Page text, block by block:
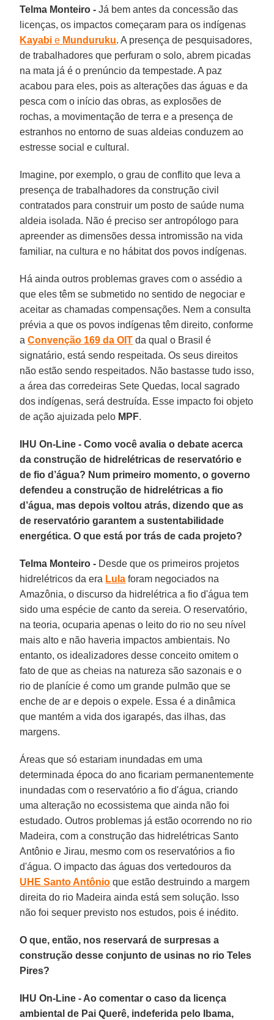
Telma Monteiro - Já bem antes da concessão das
licenças, os impactos começaram para os indígenas
Kayabi e Munduruku. A presença de pesquisadores,
de trabalhadores que perfuram o solo, abrem picadas
na mata já é o prenúncio da tempestade. A paz
acabou para eles, pois as alterações das águas e da
pesca com o início das obras, as explosões de
rochas, a movimentação de terra e a presença de
estranhos no entorno de suas aldeias conduzem ao
estresse social e cultural.
Imagine, por exemplo, o grau de conflito que leva a
presença de trabalhadores da construção civil
contratados para construir um posto de saúde numa
aldeia isolada. Não é preciso ser antropólogo para
apreender as dimensões dessa intromissão na vida
familiar, na cultura e no hábitat dos povos indígenas.
Há ainda outros problemas graves com o assédio a
que eles têm se submetido no sentido de negociar e
aceitar as chamadas compensações. Nem a consulta
prévia a que os povos indígenas têm direito, conforme
aConvenção 169 da OIT da qual o Brasil é
signatário, está sendo respeitada. Os seus direitos
não estão sendo respeitados. Não bastasse tudo isso,
a área das corredeiras Sete Quedas, local sagrado
dos indígenas, será destruída. Esse impacto foi objeto
de ação ajuizada pelo MPF.
IHU On-Line - Como você avalia o debate acerca
da construção de hidrelétricas de reservatório e
de fio d’água? Num primeiro momento, o governo
defendeu a construção de hidrelétricas a fio
d’água, mas depois voltou atrás, dizendo que as
de reservatório garantem a sustentabilidade
energética. O que está por trás de cada projeto?
Telma Monteiro - Desde que os primeiros projetos
hidrelétricos da era Lula foram negociados na
Amazônia, o discurso da hidrelétrica a fio d'água tem
sido uma espécie de canto da sereia. O reservatório,
na teoria, ocuparia apenas o leito do rio no seu nível
mais alto e não haveria impactos ambientais. No
entanto, os idealizadores desse conceito omitem o
fato de que as cheias na natureza são sazonais e o
rio de planície é como um grande pulmão que se
enche de ar e depois o expele. Essa é a dinâmica
que mantém a vida dos igarapés, das ilhas, das
margens.
Áreas que só estariam inundadas em uma
determinada época do ano ficariam permanentemente
inundadas com o reservatório a fio d'água, criando
uma alteração no ecossistema que ainda não foi
estudado. Outros problemas já estão ocorrendo no rio
Madeira, com a construção das hidrelétricas Santo
Antônio e Jirau, mesmo com os reservatórios a fio
d'água. O impacto das águas dos vertedouros da
UHE Santo Antônio que estão destruindo a margem
direita do rio Madeira ainda está sem solução. Isso
não foi sequer previsto nos estudos, pois é inédito.
O que, então, nos reservará de surpresas a
construção desse conjunto de usinas no rio Teles
Pires?
IHU On-Line - Ao comentar o caso da licença
ambiental de Pai Querê, indeferida pelo Ibama,